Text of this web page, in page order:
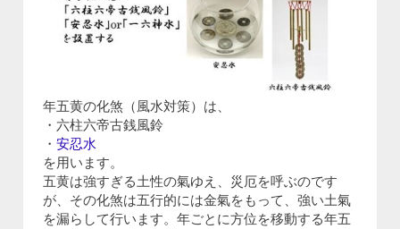
年五黄の化煞（風水対策）は、
・六柱六帝古銭風鈴
・安忍水
を用います。
五黄は強すぎる土性の氣ゆえ、災厄を呼ぶのです
が、その化煞は五行的には金氣をもって、強い土氣
を漏らして行います。年ごとに方位を移動する年五